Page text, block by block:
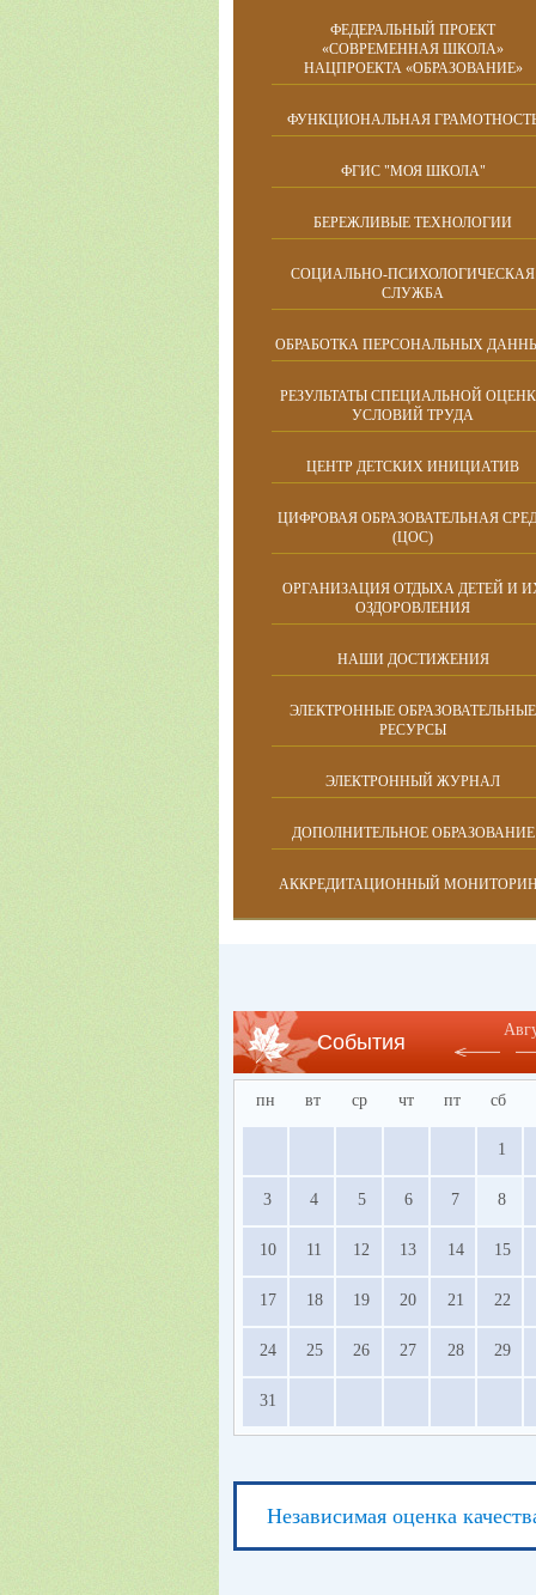
ФЕДЕРАЛЬНЫЙ ПРОЕКТ
«СОВРЕМЕННАЯ ШКОЛА»
НАЦПРОЕКТА «ОБРАЗОВАНИЕ»
ФУНКЦИОНАЛЬНАЯ
ФГИС "МОЯ ШКОЛА"
БЕРЕЖЛИВЫЕ ТЕХНОЛОГИИ
СОЦИАЛЬНО-ПСИХОЛОГИЧЕСКАЯ
СЛУЖБА
ОБРАБОТКА ПЕРСОНАЛЬНЫХ
РЕЗУЛЬТАТЫ СПЕЦИАЛЬНОЙ
УСЛОВИЙ ТРУДА
ЦЕНТР ДЕТСКИХ ИНИЦИАТИВ
ЦИФРОВАЯ ОБРАЗОВАТЕЛЬНАЯ
(ЦОС)
ОРГАНИЗАЦИЯ ОТДЫХА ДЕТЕЙ И
ОЗДОРОВЛЕНИЯ
НАШИ ДОСТИЖЕНИЯ
ЭЛЕКТРОННЫЕ ОБРАЗОВАТЕЛЬНЫЕ
РЕСУРСЫ
ЭЛЕКТРОННЫЙ ЖУРНАЛ
ДОПОЛНИТЕЛЬНОЕ ОБРАЗОВАНИЕ
АККРЕДИТАЦИОННЫЙ
События
пн вт ср чт пт сб
1
3 4 5 6 7 8
10 11 12 13 14 15
17 18 19 20 21 22
24 25 26 27 28 29
31
Независимая оценка